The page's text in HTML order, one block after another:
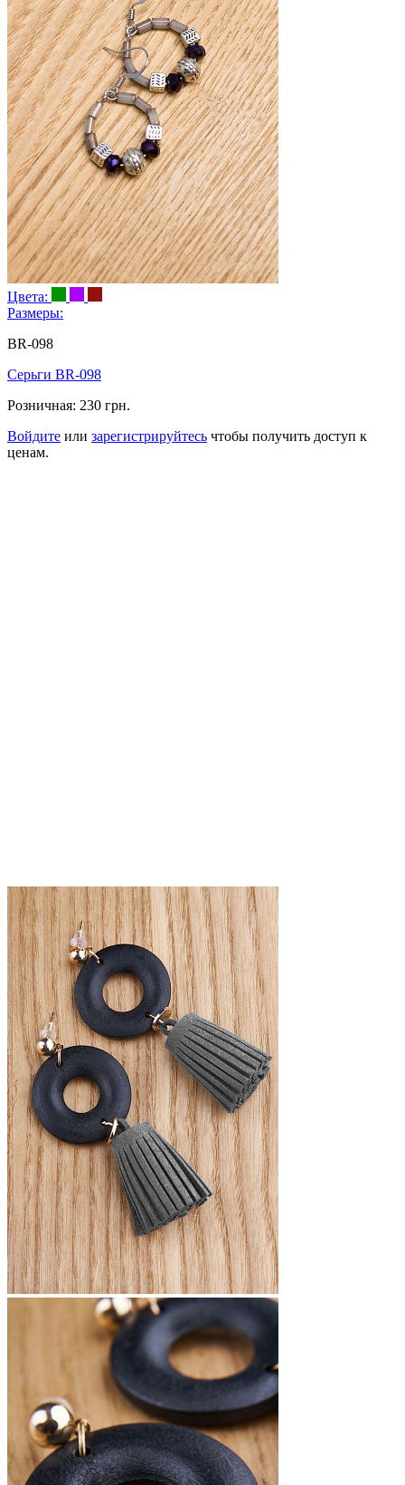
Цвета:
Размеры:
BR-098
Серьги BR-098
Розничная: 230 грн.
Войдите или зарегистрируйтесь чтобы получить доступ к
ценам.